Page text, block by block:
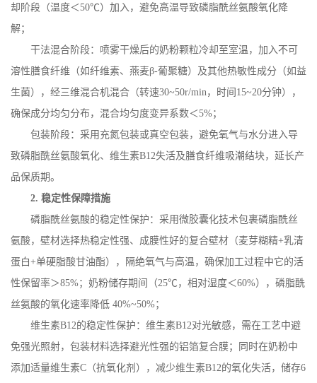
却阶段（温度＜50℃）加入，避免高温导致磷脂酰丝氨酸氧化降
解；
干法混合阶段：喷雾干燥后的奶粉颗粒冷却至室温，加入不可
溶性膳食纤维（如纤维素、燕麦β-葡聚糖）及其他热敏性成分（如益
生菌），经三维混合机混合（转速30~50r/min，时间 15~20分钟），
确保成分均匀分布，混合均匀度变异系数＜5%；
包装阶段：采用充氮包装或真空包装，避免氧气与水分进入导
致磷脂酰丝氨酸氧化、维生素B12失活及膳食纤维吸潮结块，延长产
品保质期。
2.稳定性保障措施
磷脂酰丝氨酸的稳定性保护：采用微胶囊化技术包裹磷脂酰丝
氨酸，壁材选择热稳定性强、成膜性好的复合壁材（麦芽糊精+乳清
蛋白+单硬脂酸甘油酯），隔绝氧气与高温，确保加工过程中它的活
性保留率＞85%；奶粉储存期间（25℃，相对湿度＜60%），磷脂酰
丝氨酸的氧化速率降低 40%~50%；
维生素B12的稳定性保护：维生素B12对光敏感，需在工艺中避
免强光照射，包装材料选择避光性强的铝箔复合膜；同时在奶粉中
添加适量维生素C （抗氧化剂），减少维生素B12的氧化失活，储存6